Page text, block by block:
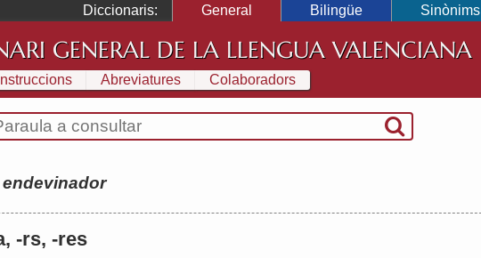
Diccionaris: General Bilingüe Sinònims
GENERAL DE LA LLENGUA VALENCIANA
Instruccions Abreviatures Colaboradors
endevinador
-rs, -res